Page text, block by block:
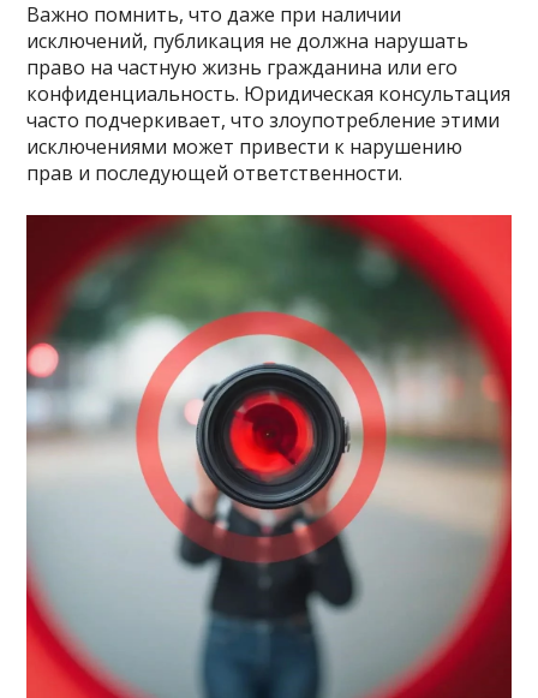
Важно помнить, что даже при наличии
исключений, публикация не должна нарушать
право на частную жизнь гражданина или его
конфиденциальность. Юридическая консультация
часто подчеркивает, что злоупотребление этими
исключениями может привести к нарушению
прав и последующей ответственности.